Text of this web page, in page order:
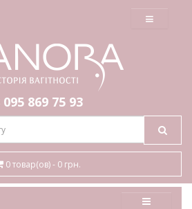
≡
095 869 75 93
0 товар(ов) - 0 грн.